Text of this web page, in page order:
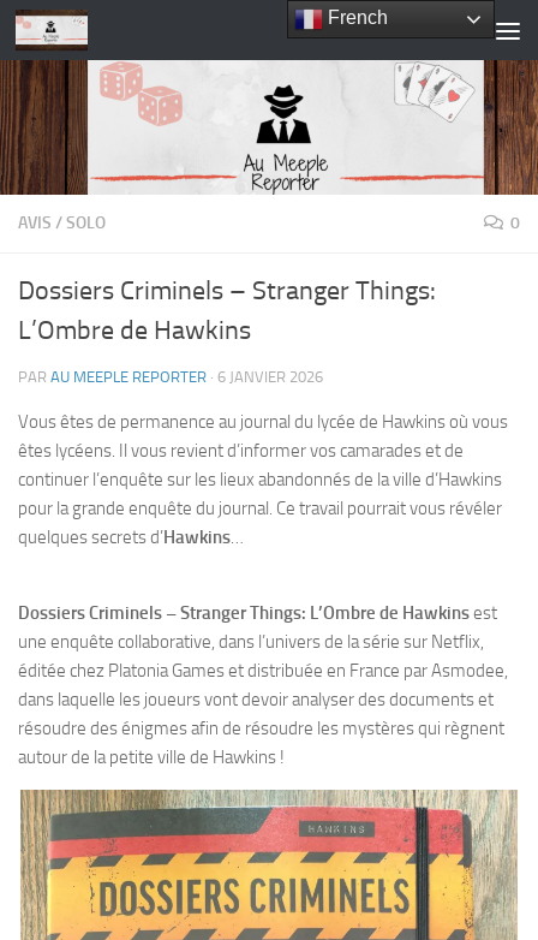
Skip to content
AVIS /SOLO 0
Dossiers Criminels – Stranger Things:
L’Ombre de Hawkins
PAR AU MEEPLE REPORTER · 6 JANVIER 2026
Vous êtes de permanence au journal du lycée de Hawkins où vous
êtes lycéens. Il vous revient d’informer vos camarades et de
continuer l’enquête sur les lieux abandonnés de la ville d’Hawkins
pour la grande enquête du journal. Ce travail pourrait vous révéler
quelques secrets d’Hawkins…
Dossiers Criminels – Stranger Things: L’Ombre de Hawkinsest
une enquête collaborative, dans l’univers de la série sur Netflix,
éditée chez Platonia Games et distribuée en France par Asmodee,
dans laquelle les joueurs vont devoir analyser des documents et
résoudre des énigmes afin de résoudre les mystères qui règnent
autour de la petite ville de Hawkins !
French